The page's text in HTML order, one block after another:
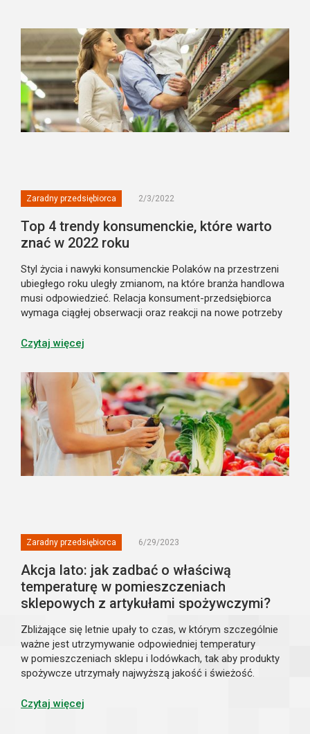
Zaradny przedsiębiorca 2/3/2022
Top 4 trendy konsumenckie, które warto
znać w 2022 roku
Styl życia i nawyki konsumenckie Polaków na przestrzeni
ubiegłego roku uległy zmianom, na które branża handlowa
musi odpowiedzieć. Relacja konsument-przedsiębiorca
wymaga ciągłej obserwacji oraz reakcji na nowe potrzeby
zmiany i być świadomym no...
Czytaj więcej
Zaradny przedsiębiorca 6/29/2023
Akcja lato: jak zadbać o właściwą
temperaturę w pomieszczeniach
sklepowych z artykułami spożywczymi?
Zbliżające się letnie upały to czas, w którym szczególnie
ważne jest utrzymywanie odpowiedniej temperatury
w pomieszczeniach sklepu i lodówkach, tak aby produkty
spożywcze utrzymały najwyższą jakość i świeżość.
urządzeń automatycznie regulujących te...
Czytaj więcej